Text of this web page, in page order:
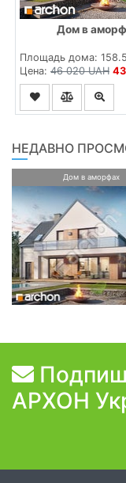
Дом в
Площадь дома:
Цена: 46 020 UAH
НЕДАВНО
Дом в аморфах
АРХОН